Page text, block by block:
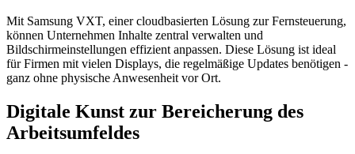
Mit Samsung VXT, einer cloudbasierten Lösung zur Fernsteuerung,
können Unternehmen Inhalte zentral verwalten und
Bildschirmeinstellungen effizient anpassen. Diese Lösung ist ideal
für Firmen mit vielen Displays, die regelmäßige Updates benötigen -
ganz ohne physische Anwesenheit vor Ort.
Digitale Kunst zur Bereicherung des
Arbeitsumfeldes